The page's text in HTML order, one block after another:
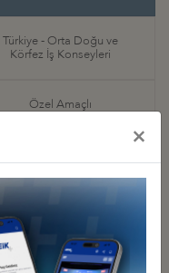
Türkiye - Orta Doğu ve
Körfez İş Konseyleri
Özel Amaçlı
×